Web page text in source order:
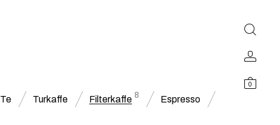
0
Te Turkaffe Filterkaffe 8 Espresso